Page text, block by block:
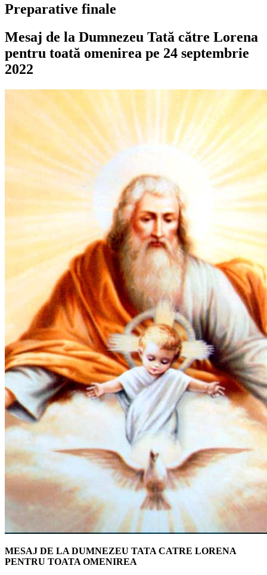
Preparative finale
Mesaj de la Dumnezeu Tată către Lorena
pentru toată omenirea pe 24 septembrie
2022
MESAJ DE LA DUMNEZEU TATA CATRE LORENA
PENTRU TOATA OMENIREA